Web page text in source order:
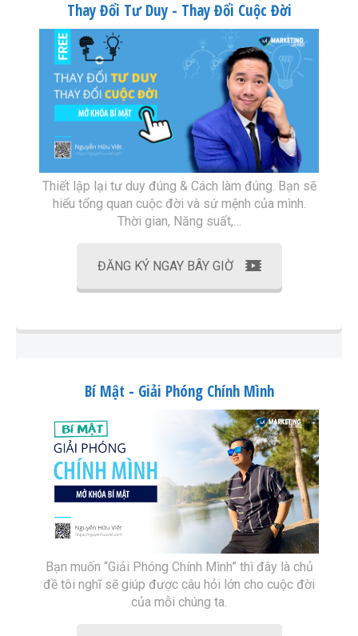
Thay Đổi Tư Duy - Thay Đổi Cuộc Đời
Thiết lập lại tư duy đúng & Cách làm đúng. Bạn sẽ
hiểu tổng quan cuộc đời và sứ mệnh của mình.
Thời gian, Năng suất,…
ĐĂNG KÝ NGAY BÂY GIỜ
Bí Mật - Giải Phóng Chính Mình
Bạn muốn “Giải Phóng Chính Mình” thì đây là chủ
đề tôi nghĩ sẽ giúp được câu hỏi lớn cho cuộc đời
của mỗi chúng ta.